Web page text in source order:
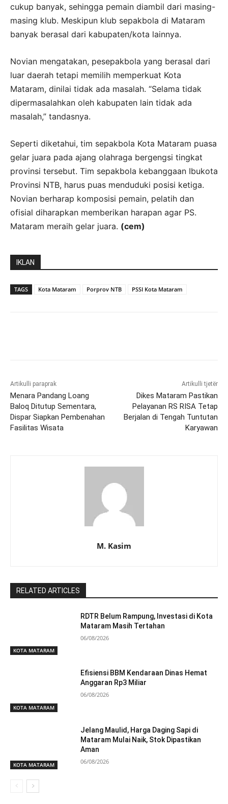
cukup banyak, sehingga pemain diambil dari masing-
masing klub. Meskipun klub sepakbola di Mataram
banyak berasal dari kabupaten/kota lainnya.
Novian mengatakan, pesepakbola yang berasal dari
luar daerah tetapi memilih memperkuat Kota
Mataram, dinilai tidak ada masalah. “Selama tidak
dipermasalahkan oleh kabupaten lain tidak ada
masalah,” tandasnya.
Seperti diketahui, tim sepakbola Kota Mataram puasa
gelar juara pada ajang olahraga bergengsi tingkat
provinsi tersebut. Tim sepakbola kebanggaan Ibukota
Provinsi NTB, harus puas menduduki posisi ketiga.
Novian berharap komposisi pemain, pelatih dan
ofisial diharapkan memberikan harapan agar PS.
Mataram meraih gelar juara. (cem)
IKLAN
TAGS Kota Mataram Porprov NTB PSSI Kota Mataram
Artikulli paraprak
Menara Pandang Loang
Baloq Ditutup Sementara,
Dispar Siapkan Pembenahan
Fasilitas Wisata
Artikulli tjetër
Dikes Mataram Pastikan
Pelayanan RS RISA Tetap
Berjalan di Tengah Tuntutan
Karyawan
M. Kasim
RELATED ARTICLES
KOTA MATARAM
RDTR Belum Rampung, Investasi di Kota
Mataram Masih Tertahan
06/08/2026
KOTA MATARAM
Efisiensi BBM Kendaraan Dinas Hemat
Anggaran Rp3 Miliar
06/08/2026
KOTA MATARAM
Jelang Maulid, Harga Daging Sapi di
Mataram Mulai Naik, Stok Dipastikan
Aman
06/08/2026